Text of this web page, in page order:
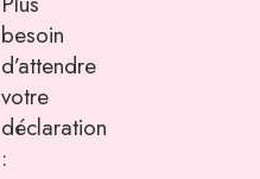
besoin
d’attendre
votre
déclaration
: